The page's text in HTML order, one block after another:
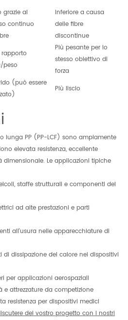
grazie al
continuo
Inferiore a causa
delle fibre
discontinue
rapporto
peso
Più pesante per lo
stesso obiettivo di
forza
(può essere
Più liscio
lunga PP (PP-LCF) sono ampiamente
elevata resistenza, eccellente
dimensionale. Le applicazioni tipiche
staffe strutturali e componenti del
ad alte prestazioni e parti
all'usura nelle apparecchiature di
di dissipazione del calore nei dispositivi
per applicazioni aerospaziali
attrezzature da competizione
resistenza per dispositivi medici
del vostro progetto con i nostri